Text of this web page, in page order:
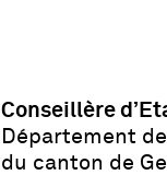
Conseillère
Département
du canton de